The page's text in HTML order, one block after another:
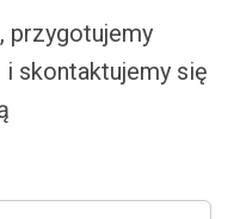
przygotujemy
skontaktujemy się